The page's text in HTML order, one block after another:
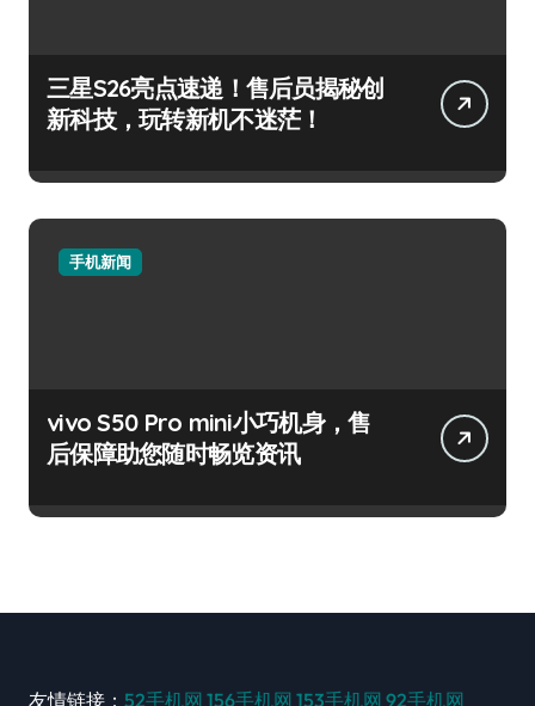
三星S26亮点速递！售后员揭秘创
新科技，玩转新机不迷茫！
手机新闻
vivo S50 Pro mini小巧机身，售
后保障助您随时畅览资讯
友情链接： 52手机网 156手机网 153手机网 92手机网